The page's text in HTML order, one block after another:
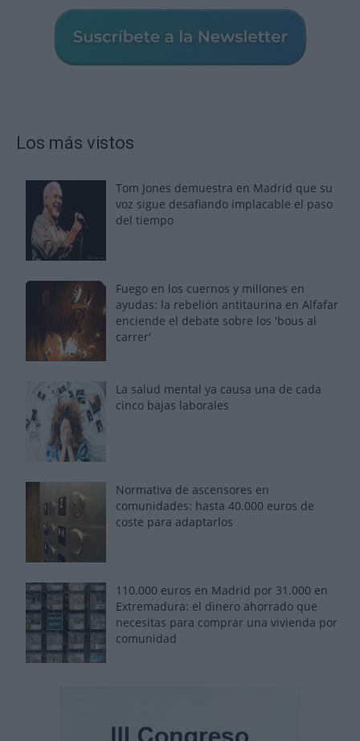
Los más vistos
Tom Jones demuestra en Madrid que su
voz sigue desafiando implacable el paso
del tiempo
Fuego en los cuernos y millones en
ayudas: la rebelión antitaurina en Alfafar
enciende el debate sobre los 'bous al
carrer'
La salud mental ya causa una de cada
cinco bajas laborales
Normativa de ascensores en
comunidades: hasta 40.000 euros de
coste para adaptarlos
110.000 euros en Madrid por 31.000 en
Extremadura: el dinero ahorrado que
necesitas para comprar una vivienda por
comunidad